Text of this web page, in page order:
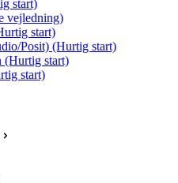
start)
vejledning)
start)
Posit) (Hurtig start)
(Hurtig start)
start)